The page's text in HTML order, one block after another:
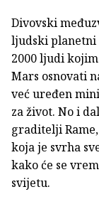
Divovski
ljudski planetni
2000 ljudi
Mars osnovati
već uređen
za život. No i
graditelji
koja je svrha
kako će se
svijetu.